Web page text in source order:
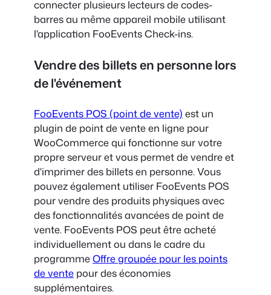
connecter plusieurs lecteurs de codes-
barres au même appareil mobile utilisant
l'application FooEvents Check-ins.
Vendre des billets en personne lors
de l'événement
FooEvents POS (point de vente) est un
plugin de point de vente en ligne pour
WooCommerce qui fonctionne sur votre
propre serveur et vous permet de vendre et
d'imprimer des billets en personne. Vous
pouvez également utiliser FooEvents POS
pour vendre des produits physiques avec
des fonctionnalités avancées de point de
vente. FooEvents POS peut être acheté
individuellement ou dans le cadre du
programmeOffre groupée pour les points
de vente pour des économies
supplémentaires.